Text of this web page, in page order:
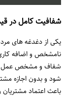
شفافیت کامل در
یکی از دغدغه های
نامشخص و اضافه
شفاف و مشخص عمل می
شود و بدون اجازه
باعث اعتماد